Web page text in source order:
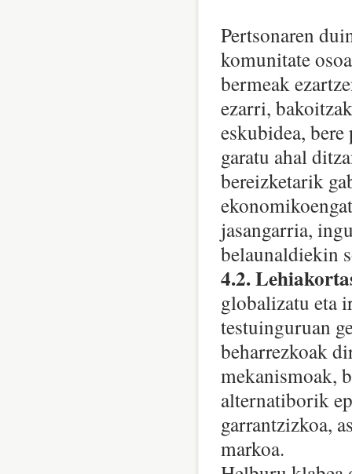
Pertsonaren
komunitate
bermeak
ezarri,
eskubidea,
garatu ahal
bereizketarik
jasangarria,
belaunaldiekin
4.2.
globalizatu eta
testuinguruan
beharrezkoak
mekanismoak,
alternatiborik
garrantzizkoa,
markoa.